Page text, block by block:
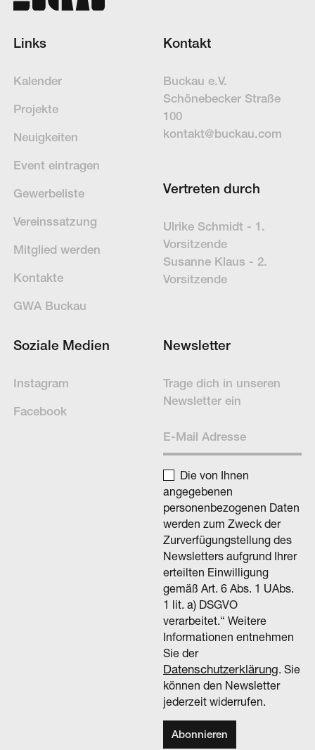
Links
Kalender
Projekte
Neuigkeiten
Event eintragen
Gewerbeliste
Vereinssatzung
Mitglied werden
Kontakte
GWA Buckau
Kontakt
Buckau e.V.
Schöne­becker Straße
100
kontakt@buckau.com
Newsletter
Trage dich in un­se­ren
News­letter ein
Die von Ihnen
angegebenen
personenbezogenen Daten
werden zum Zweck der
Zurverfügungstellung des
Newsletters aufgrund Ihrer
erteilten Einwilligung
gemäß Art. 6 Abs. 1 UAbs.
1 lit. a) DSGVO
verarbeitet.“ Weitere
Informationen entnehmen
Sie der
Datenschutzerklärung . Sie
können den Newsletter
jederzeit widerrufen.
Vertreten durch
Ulrike Schmidt - 1.
Vorsitzende
Susanne Klaus - 2.
Vorsitzende
Soziale Medien
Instagram
Facebook